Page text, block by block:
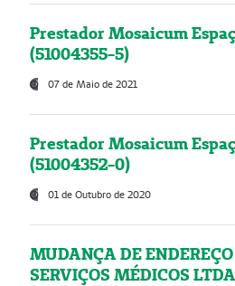
Prestador Mosaicum
(51004355-5)
07 de Maio de 2021
Prestador Mosaicum
(51004352-0)
01 de Outubro de 2020
MUDANÇA DE
SERVIÇOS MÉDICOS